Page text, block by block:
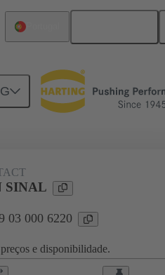
SINAL
03 000 6220
e disponibilidade.